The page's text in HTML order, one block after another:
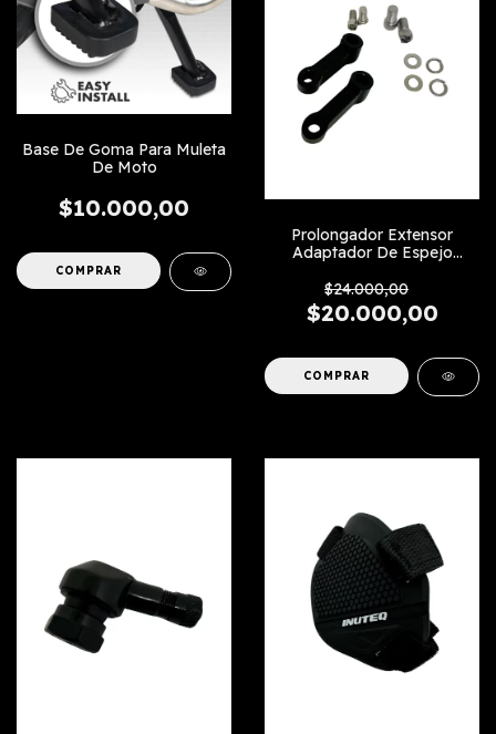
Base De Goma Para Muleta
De Moto
$10.000,00
Prolongador Extensor
Adaptador De Espejo
$24.000,00
$20.000,00